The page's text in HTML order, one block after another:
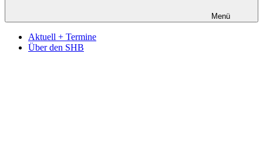
Menü
Aktuell + Termine
Über den SHB